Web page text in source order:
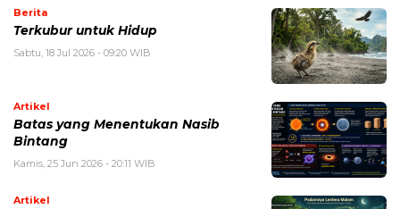
Berita
Terkubur untuk Hidup
Sabtu, 18 Jul 2026 - 09:20 WIB
Artikel
Batas yang Menentukan Nasib
Bintang
Kamis, 25 Jun 2026 - 20:11 WIB
Artikel